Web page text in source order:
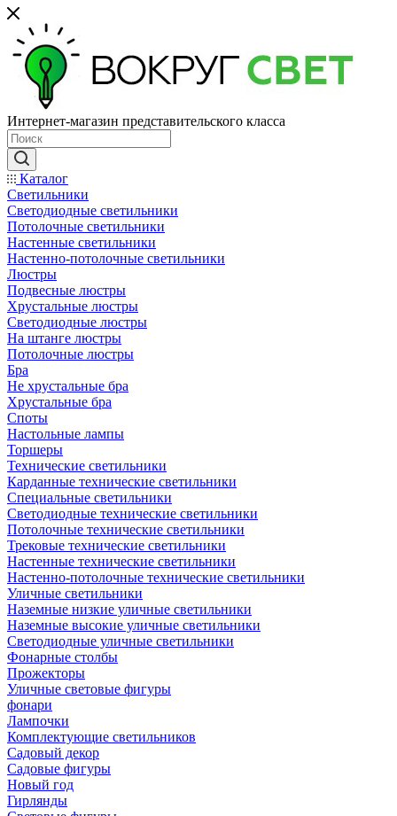
Интернет-магазин представительского класса
Каталог
Светильники
Светодиодные светильники
Потолочные светильники
Настенные светильники
Настенно-потолочные светильники
Люстры
Подвесные люстры
Хрустальные люстры
Светодиодные люстры
На штанге люстры
Потолочные люстры
Бра
Не хрустальные бра
Хрустальные бра
Споты
Настольные лампы
Торшеры
Технические светильники
Карданные технические светильники
Специальные светильники
Светодиодные технические светильники
Потолочные технические светильники
Трековые технические светильники
Настенные технические светильники
Настенно-потолочные технические светильники
Уличные светильники
Наземные низкие уличные светильники
Наземные высокие уличные светильники
Светодиодные уличные светильники
Фонарные столбы
Прожекторы
Уличные световые фигуры
фонари
Лампочки
Комплектующие светильников
Садовый декор
Садовые фигуры
Новый год
Гирлянды